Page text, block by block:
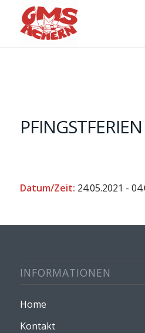
PFINGSTFERIEN
Datum/Zeit: 24.05.2021 -
INFORMATIONEN
Home
Kontakt